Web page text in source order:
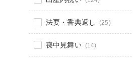
法要・香典返し (25)
喪中見舞い (14)